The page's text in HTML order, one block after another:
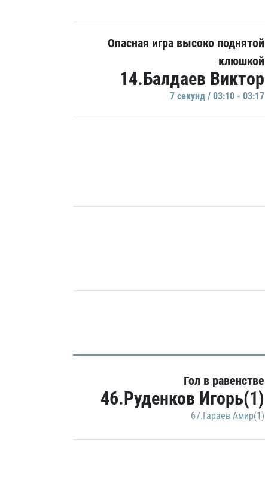
Опасная игра высоко поднятой
клюшкой
14.Балдаев Виктор
7 секунд / 03:10 - 03:17
Гол в равенстве
46.Руденков Игорь(1)
67.Гараев Амир(1)